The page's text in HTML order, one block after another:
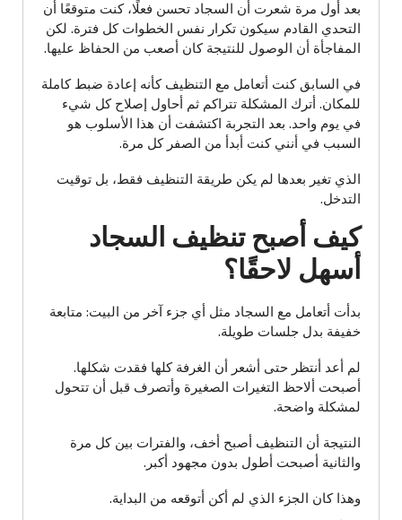
بعد أول مرة شعرت أن السجاد تحسن فعلًا، كنت متوقعًا أن
التحدي القادم سيكون تكرار نفس الخطوات كل فترة. لكن
المفاجأة أن الوصول للنتيجة كان أصعب من الحفاظ عليها.
في السابق كنت أتعامل مع التنظيف كأنه إعادة ضبط كاملة
للمكان. أترك المشكلة تتراكم ثم أحاول إصلاح كل شيء
في يوم واحد. بعد التجربة اكتشفت أن هذا الأسلوب هو
السبب في أنني كنت أبدأ من الصفر كل مرة.
الذي تغير بعدها لم يكن طريقة التنظيف فقط، بل توقيت
التدخل.
كيف أصبح تنظيف السجاد
أسهل لاحقًا؟
بدأت أتعامل مع السجاد مثل أي جزء آخر من البيت: متابعة
خفيفة بدل جلسات طويلة.
لم أعد أنتظر حتى أشعر أن الغرفة كلها فقدت شكلها.
أصبحت ألاحظ التغيرات الصغيرة وأتصرف قبل أن تتحول
لمشكلة واضحة.
النتيجة أن التنظيف أصبح أخف، والفترات بين كل مرة
والثانية أصبحت أطول بدون مجهود أكبر.
وهذا كان الجزء الذي لم أكن أتوقعه من البداية.